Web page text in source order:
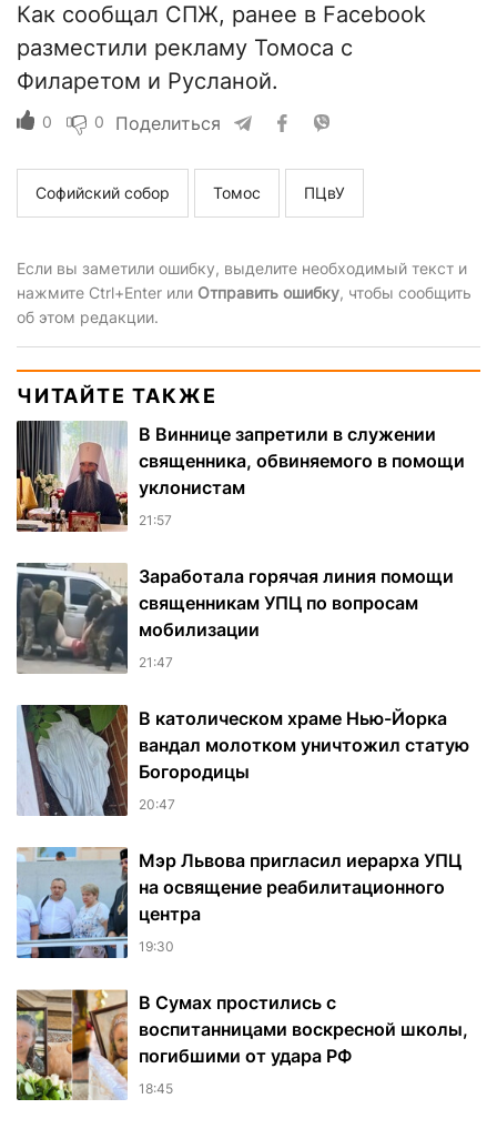
Как сообщал СПЖ, ранее в Facebook
разместили рекламу Томоса с
Филаретом и Русланой.
0 0 Поделиться
Софийский собор Томос ПЦвУ
Если вы заметили ошибку, выделите необходимый текст и
нажмите Ctrl+Enter или Отправить ошибку, чтобы сообщить
об этом редакции.
ЧИТАЙТЕ ТАКЖЕ
В Виннице запретили в служении
священника, обвиняемого в помощи
уклонистам
21:57
Заработала горячая линия помощи
священникам УПЦ по вопросам
мобилизации
21:47
В католическом храме Нью-Йорка
вандал молотком уничтожил статую
Богородицы
20:47
Мэр Львова пригласил иерарха УПЦ
на освящение реабилитационного
центра
19:30
В Сумах простились с
воспитанницами воскресной школы,
погибшими от удара РФ
18:45